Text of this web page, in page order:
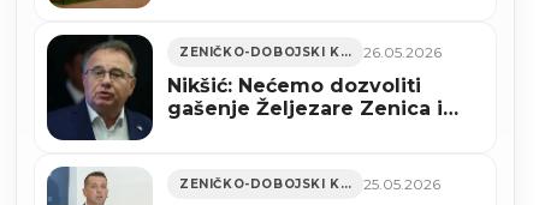
ZENIČKO-DOBOJSKI KANTON 26.05.2026
Nikšić: Nećemo dozvoliti
gašenje Željezare Zenica i
ZENIČKO-DOBOJSKI KANTON 25.05.2026